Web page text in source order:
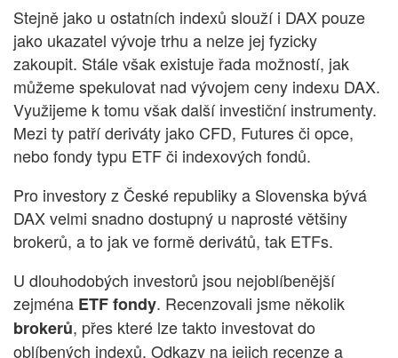
Stejně jako u ostatních indexů slouží i DAX pouze
jako ukazatel vývoje trhu a nelze jej fyzicky
zakoupit. Stále však existuje řada možností, jak
můžeme spekulovat nad vývojem ceny indexu DAX.
Využijeme k tomu však další investiční instrumenty.
Mezi ty patří deriváty jako CFD, Futures či opce,
nebo fondy typu ETF či indexových fondů.
Pro investory z České republiky a Slovenska bývá
DAX velmi snadno dostupný u naprosté většiny
brokerů, a to jak ve formě derivátů, tak ETFs.
U dlouhodobých investorů jsou nejoblíbenější
zejména ETF fondy. Recenzovali jsme několik
brokerů, přes které lze takto investovat do
oblíbených indexů. Odkazy na jejich recenze a